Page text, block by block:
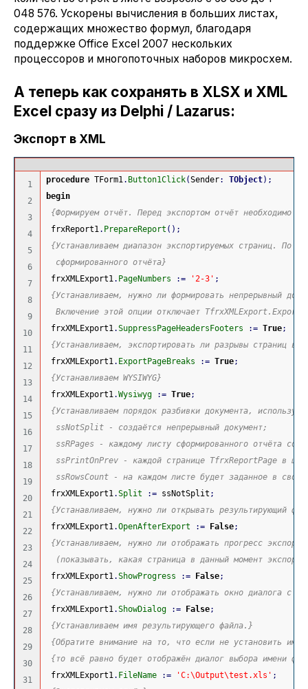
048 576. Ускорены вычисления в больших листах,
содержащих множество формул, благодаря
поддержке Office Excel 2007 нескольких
процессоров и многопоточных наборов микросхем.
А теперь как сохранять в XLSX и XML
Excel сразу из Delphi / Lazarus:
Экспорт в XML
1
2
3
4
5
6
7
8
9
10
11
12
13
14
15
16
17
18
19
20
21
22
23
24
25
26
27
28
29
30
31
procedure TForm1 . Button1Click(Sender: TObject) ;
begin
{Формируем отчёт. Перед экспортом отчёт необходимо
frxReport1 . PrepareReport ( ) ;
{Устанавливаем диапазон экспортируемых страниц. По
сформированного отчёта}
frxXMLExport1 . PageNumbers := '2-3' ;
{Устанавливаем, нужно ли формировать непрерывный
Включение этой опции отключает
frxXMLExport1 .SuppressPageHeadersFooters := True;
{Устанавливаем, экспортировать ли разрывы страниц в
frxXMLExport1 . ExportPageBreaks := True;
{Устанавливаем WYSIWYG}
frxXMLExport1 .Wysiwyg := True;
{Устанавливаем порядок разбивки документа,
ssNotSplit - создаётся непрерывный документ;
ssRPages - каждому листу сформированного отчёта
ssPrintOnPrev - каждой странице TfrxReportPage в
ssRowsCount - на каждом листе будет заданное в
frxXMLExport1 .Split := ssNotSplit ;
{Устанавливаем, нужно ли открывать результирующий
frxXMLExport1 .OpenAfterExport := False;
{Устанавливаем, нужно ли отображать прогресс экспорта
(показывать, какая страница в данный момент
frxXMLExport1 .ShowProgress := False;
{Устанавливаем, нужно ли отображать окно диалога с
frxXMLExport1 .ShowDialog := False;
{Устанавливаем имя результирующего файла.}
{Обратите внимание на то, что если не установить имя
{то всё равно будет отображён диалог выбора имени
frxXMLExport1 . FileName := 'C:\Output\test.xls' ;